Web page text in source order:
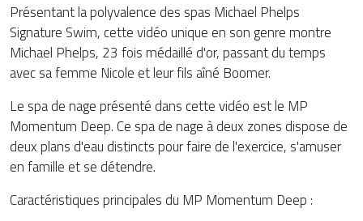
Présentant la polyvalence des spas Michael Phelps
Signature Swim, cette vidéo unique en son genre montre
Michael Phelps, 23 fois médaillé d'or, passant du temps
avec sa femme Nicole et leur fils aîné Boomer.
Le spa de nage présenté dans cette vidéo est le MP
Momentum Deep. Ce spa de nage à deux zones dispose de
deux plans d'eau distincts pour faire de l'exercice, s'amuser
en famille et se détendre.
Caractéristiques principales du MP Momentum Deep :